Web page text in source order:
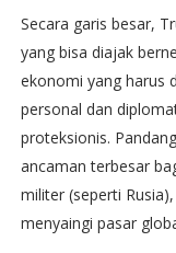
Secara garis besar,
yang bisa diajak
ekonomi yang harus
personal dan
proteksionis.
ancaman terbesar
militer (seperti
menyaingi pasar